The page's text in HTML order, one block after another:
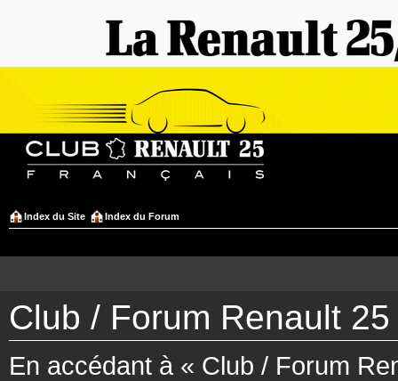
Index du Site Index du Forum
Club / Forum Renault
En accédant à « Club / Forum